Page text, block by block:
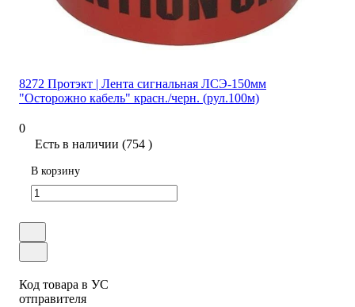
8272 Протэкт | Лента сигнальная ЛСЭ-150мм
"Осторожно кабель" красн./черн. (рул.100м)
0
Есть в наличии (754 )
В корзину
Код товара в УС
отправителя